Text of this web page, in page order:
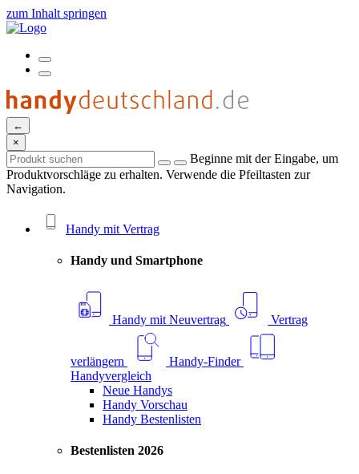
zum Inhalt springen
←
×
Beginne mit der Eingabe, um
Produktvorschläge zu erhalten. Verwende die Pfeiltasten zur
Navigation.
Handy mit Vertrag
Handy und Smartphone
Handy mit Neuvertrag Vertrag
verlängern
Handy-Finder
Handyvergleich
Neue Handys
Handy Vorschau
Handy Bestenlisten
Bestenlisten 2026